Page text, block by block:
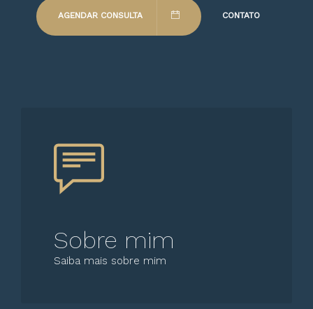
AGENDAR CONSULTA CONTATO
Sobre mim
Saiba mais sobre mim